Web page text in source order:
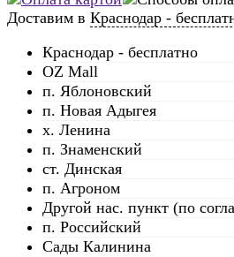
Доставим в Краснодар -
Краснодар - бесплатно
OZ Mall
п. Яблоновский
п. Новая Адыгея
х. Ленина
п. Знаменский
ст. Динская
п. Агроном
Другой нас. пункт (по
п. Российский
Сады Калинина